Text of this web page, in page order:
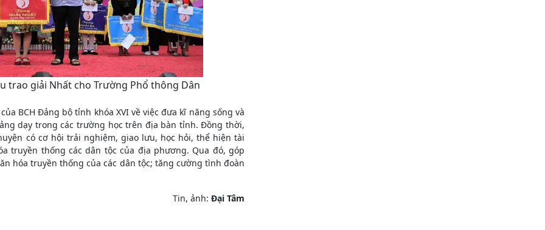
trao giải Nhất cho Trường Phổ thông Dân
BCH Đảng bộ tỉnh khóa XVI về việc đưa kĩ năng sống và
dạy trong các trường học trên địa bàn tỉnh. Đồng thời,
có cơ hội trải nghiệm, giao lưu, học hỏi, thể hiện tài
truyền thống các dân tộc của địa phương. Qua đó, góp
hóa truyền thống của các dân tộc; tăng cường tình đoàn
Tin, ảnh: Đại Tâm